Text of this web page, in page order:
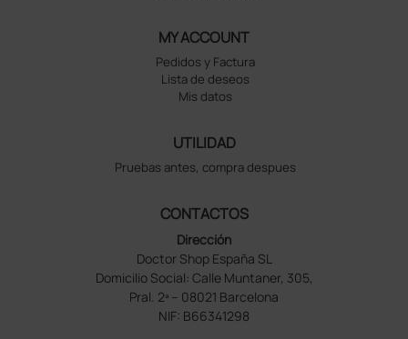
MY ACCOUNT
Pedidos y Factura
Lista de deseos
Mis datos
UTILIDAD
Pruebas antes, compra despues
CONTACTOS
Dirección
Doctor Shop España SL
Domicilio Social: Calle Muntaner, 305,
Pral. 2ª – 08021 Barcelona
NIF: B66341298